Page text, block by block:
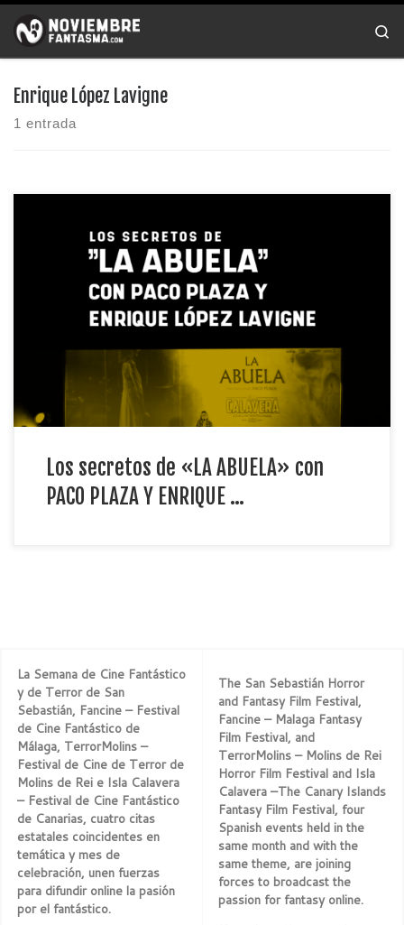
Saltar al contenido
Enrique López Lavigne
1 entrada
Paco Plaza, director de «La Abuela» y su productor
Enrique López […]
Los secretos de «LA ABUELA» con
PACO PLAZA Y ENRIQUE …
La Semana de Cine Fantástico
y de Terror de San
Sebastián, Fancine – Festival
de Cine Fantástico de
Málaga, TerrorMolins –
Festival de Cine de Terror de
Molins de Rei e Isla Calavera
– Festival de Cine Fantástico
de Canarias, cuatro citas
estatales coincidentes en
temática y mes de
celebración, unen fuerzas
para difundir online la pasión
por el fantástico.
The San Sebastián Horror
and Fantasy Film Festival,
Fancine – Malaga Fantasy
Film Festival, and
TerrorMolins – Molins de Rei
Horror Film Festival and Isla
Calavera –The Canary Islands
Fantasy Film Festival, four
Spanish events held in the
same month and with the
same theme, are joining
forces to broadcast the
passion for fantasy online.